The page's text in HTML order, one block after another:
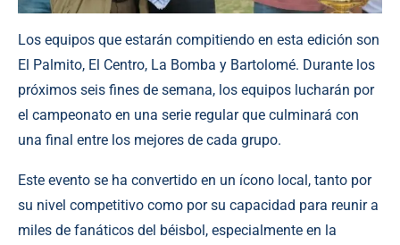
Los equipos que estarán compitiendo en esta edición son
El Palmito, El Centro, La Bomba y Bartolomé. Durante los
próximos seis fines de semana, los equipos lucharán por
el campeonato en una serie regular que culminará con
una final entre los mejores de cada grupo.
Este evento se ha convertido en un ícono local, tanto por
su nivel competitivo como por su capacidad para reunir a
miles de fanáticos del béisbol, especialmente en la